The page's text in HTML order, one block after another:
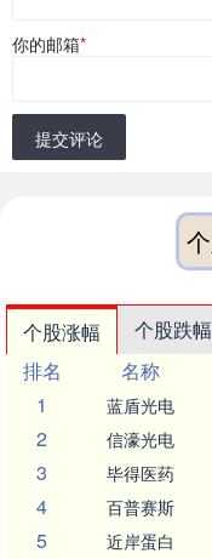
你的邮箱*
提交评论
个股涨幅 个股跌幅
排名
名称
1
蓝盾光电
2 信濠光电
3 毕得医药
4 百普赛斯
5 近岸蛋白